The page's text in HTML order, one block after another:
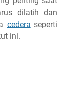
dilatih dan
cedera seperti
ini.